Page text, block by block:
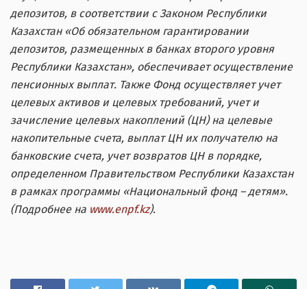
депозитов, в соответствии с Законом Республики
Казахстан «Об обязательном гарантировании
депозитов, размещенных в банках второго уровня
Республики Казахстан», обеспечивает осуществление
пенсионных выплат. Также Фонд осуществляет учет
целевых активов и целевых требований, учет и
зачисление целевых накоплений (ЦН) на целевые
накопительные счета, выплат ЦН их получателю на
банковские счета, учет возвратов ЦН в порядке,
определенном Правительством Республики Казахстан
в рамках программы «Национальный фонд – детям».
(Подробнее на www.enpf.kz).